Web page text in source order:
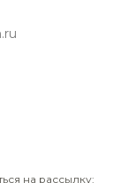
на рассылку: